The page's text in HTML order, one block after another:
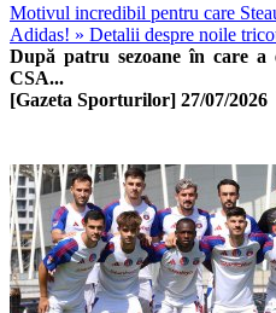
Motivul incredibil pentru care
Adidas! » Detalii despre noile
După patru sezoane în care a
CSA...
[Gazeta Sporturilor] 27/07/2026